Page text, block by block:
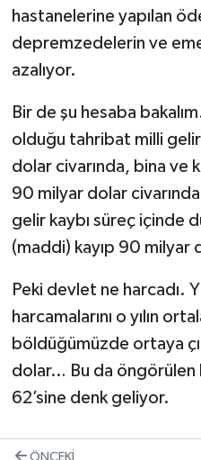
hastanelerine yapılan
depremzedelerin ve
azalıyor.
Bir de şu hesaba
olduğu tahribat milli
dolar civarında, bina ve
90 milyar dolar
gelir kaybı süreç içinde
(maddi) kayıp 90 milyar
Peki devlet ne harcadı.
harcamalarını o yılın
böldüğümüzde ortaya
dolar… Bu da öngörülen
62’sine denk geliyor.
ÖNCEKI